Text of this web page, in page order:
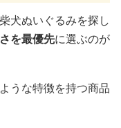
犬ぬいぐるみを探し
を最優先に選ぶのが
うな特徴を持つ商品